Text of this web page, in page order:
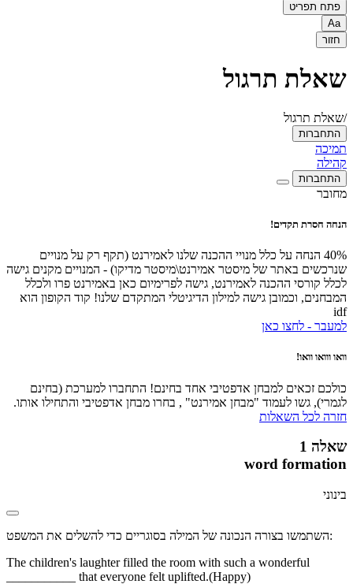
פתח תפריט
Aa
חזור
שאלת תרגול
/שאלת תרגול
התחברות
תמיכה
קהילה
התחברות
מחובר
הנחה חסרת תקדים!
40% הנחה על כלל מנויי ההכנה שלנו לאמירנט (תקף רק על מנויים
שנרכשים באתר של מיסטר אמירנט\מיסטר מדיקו) - המנויים מקנים גישה
לכלל קורסי ההכנה לאמירנט, גישה לפרימיום כאן באמירנט פרו ולכלל
המבחנים, וכמובן גישה למילון הדיגיטלי המתקדם שלנו! קוד הקופון הוא
idf
למעבר - לחצו כאן
וואו ווואו וואו!
כולכם זכאים למבחן אדפטיבי אחד בחינם! התחברו למערכת (בחינם
לגמרי), גשו לעמוד "מבחן אמירנט" , בחרו מבחן אדפטיבי והתחילו אותו.
חזרה לכל השאלות
שאלה 1
word formation
בינוני
השתמשו בצורה הנכונה של המילה בסוגריים כדי להשלים את המשפט:
The children's laughter filled the room with such a wonderful
___________ that everyone felt uplifted.(Happy)